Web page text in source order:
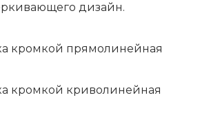
дизайн.
кромкой прямолинейная
кромкой криволинейная